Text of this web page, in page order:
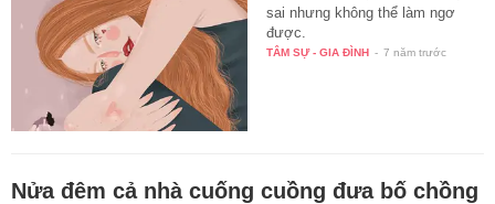
sai nhưng không thể làm ngơ
được.
TÂM SỰ - GIA ĐÌNH - 7 năm trước
Nửa đêm cả nhà cuống cuồng đưa bố chồng